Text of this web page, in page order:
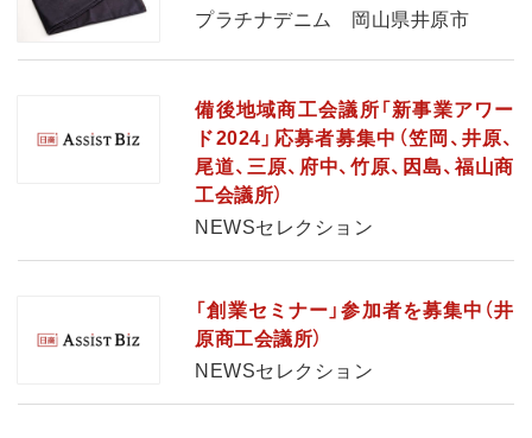
プラチナデニム 岡山県井原市
備後地域商工会議所「新事業アワー
ド2024」応募者募集中（笠岡、井原、
尾道、三原、府中、竹原、因島、福山商
工会議所）
NEWSセレクション
「創業セミナー」参加者を募集中（井
原商工会議所）
NEWSセレクション